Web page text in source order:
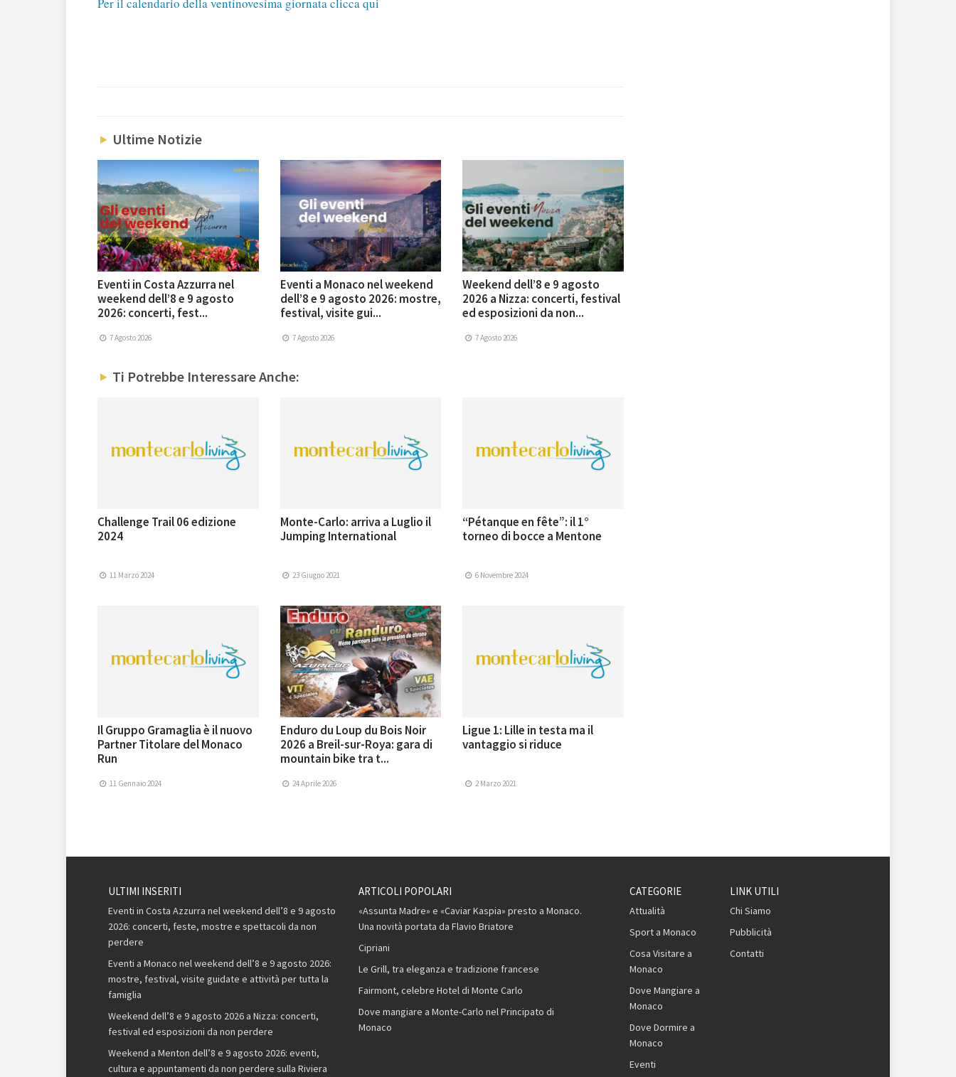
Per il calendario della ventinovesima giornata clicca qui
Ultime Notizie
Eventi in Costa Azzurra nel
weekend dell’8 e 9 agosto
2026: concerti, fest...
7 Agosto 2026
Eventi a Monaco nel weekend
dell’8 e 9 agosto 2026: mostre,
festival, visite gui...
7 Agosto 2026
Weekend dell’8 e 9 agosto
2026 a Nizza: concerti, festival
ed esposizioni da non...
7 Agosto 2026
Ti Potrebbe Interessare Anche:
Challenge Trail 06 edizione
2024
11 Marzo 2024
Monte-Carlo: arriva a Luglio il
Jumping International
23 Giugno 2021
“Pétanque en fête”: il 1°
torneo di bocce a Mentone
6 Novembre 2024
Il Gruppo Gramaglia è il nuovo
Partner Titolare del Monaco
Run
11 Gennaio 2024
Enduro du Loup du Bois Noir
2026 a Breil-sur-Roya: gara di
mountain bike tra t...
24 Aprile 2026
Ligue 1: Lille in testa ma il
vantaggio si riduce
2 Marzo 2021
ULTIMI INSERITI
Eventi in Costa Azzurra nel weekend dell’8 e 9 agosto
2026: concerti, feste, mostre e spettacoli da non
perdere
Eventi a Monaco nel weekend dell’8 e 9 agosto 2026:
mostre, festival, visite guidate e attività per tutta la
famiglia
Weekend dell’8 e 9 agosto 2026 a Nizza: concerti,
festival ed esposizioni da non perdere
Weekend a Menton dell’8 e 9 agosto 2026: eventi,
cultura e appuntamenti da non perdere sulla Riviera
ARTICOLI POPOLARI
«Assunta Madre» e «Caviar Kaspia» presto a Monaco.
Una novità portata da Flavio Briatore
Cipriani
Le Grill, tra eleganza e tradizione francese
Fairmont, celebre Hotel di Monte Carlo
Dove mangiare a Monte-Carlo nel Principato di
Monaco
CATEGORIE
Attualità
Sport a Monaco
Cosa Visitare a
Monaco
Dove Mangiare a
Monaco
Dove Dormire a
Monaco
Eventi
LINK UTILI
Chi Siamo
Pubblicità
Contatti